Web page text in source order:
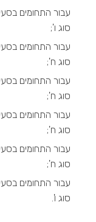
סוג ו';
סוג ח';
סוג ח';
סוג ח';
סוג ח';
סוג ו'.